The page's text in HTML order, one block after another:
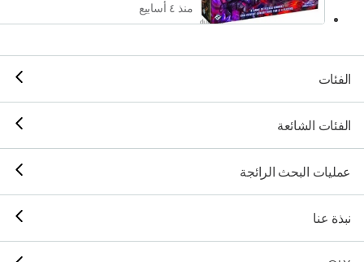
منذ ٤ أسابيع
الفئات
الفئات الشائعة
عمليات البحث الرائجة
نبذة عنا